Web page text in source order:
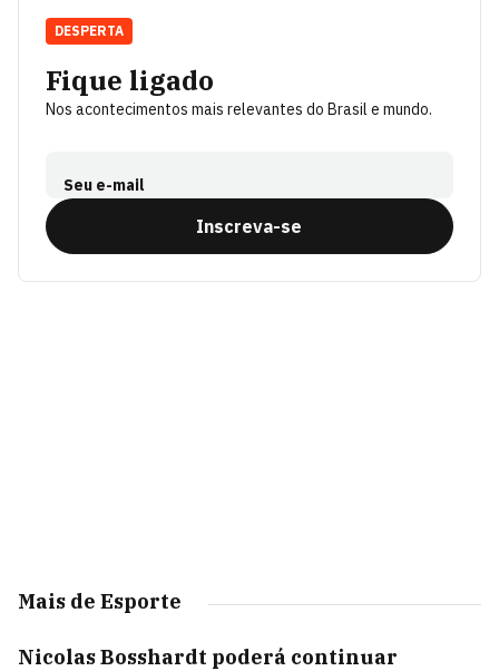
Fique ligado
Nos acontecimentos mais relevantes do Brasil e mundo.
Seu e-mail
Inscreva-se
DESPERTA
Mais de Esporte
Nicolas Bosshardt poderá continuar